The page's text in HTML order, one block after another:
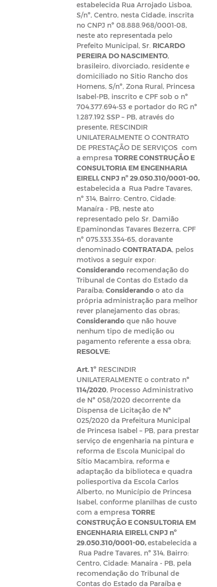
estabelecida Rua Arrojado Lisboa,
S/nº, Centro, nesta Cidade, inscrita
no CNPJ nº 08.888.968/0001-08,
neste ato representada pelo
Prefeito Municipal, Sr. RICARDO
PEREIRA DO NASCIMENTO,
brasileiro, divorciado, residente e
domiciliado no Sitio Rancho dos
Homens, S/nº, Zona Rural, Princesa
Isabel-PB, inscrito e CPF sob o nº
704.377.694-53 e portador do RG nº
1.287.192 SSP – PB, através do
presente, RESCINDIR
UNILATERALMENTE O CONTRATO
DE PRESTAÇÃO DE SERVIÇOS com
a empresa TORRE CONSTRUÇÃO E
CONSULTORIA EM ENGENHARIA
EIRELI, CNPJ nº 29.050.310/0001-00,
estabelecida a Rua Padre Tavares,
nº 314, Bairro: Centro, Cidade:
Manaíra - PB, neste ato
representado pelo Sr. Damião
Epaminondas Tavares Bezerra, CPF
nº 075.333.354-65, doravante
denominado CONTRATADA, pelos
motivos a seguir expor:
Considerandorecomendação do
Tribunal de Contas do Estado da
Paraíba; Considerandoo ato da
própria administração para melhor
rever planejamento das obras;
Considerandoque não houve
nenhum tipo de medição ou
pagamento referente a essa obra;
RESOLVE:
Art. 1ºRESCINDIR
UNILATERALMENTE o contrato nº
114/2020, Processo Administrativo
de Nº 058/2020 decorrente da
Dispensa de Licitação de Nº
025/2020 da Prefeitura Municipal
de Princesa Isabel – PB, para prestar
serviço de engenharia na pintura e
reforma de Escola Municipal do
Sítio Macambira, reforma e
adaptação da biblioteca e quadra
poliesportiva da Escola Carlos
Alberto, no Município de Princesa
Isabel, conforme planilhas de custo
com a empresa TORRE
CONSTRUÇÃO E CONSULTORIA EM
ENGENHARIA EIRELI, CNPJ nº
29.050.310/0001-00,estabelecida a
Rua Padre Tavares, nº 314, Bairro:
Centro, Cidade: Manaíra - PB, pela
recomendação do Tribunal de
Contas do Estado da Paraíba e